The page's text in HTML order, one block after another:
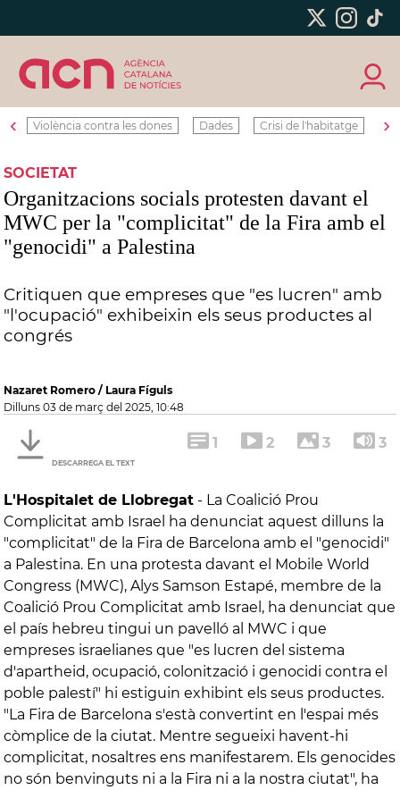
‹ Violència contra les dones Dades Crisi de l'habitatge ›
SOCIETAT
Organitzacions socials protesten davant el
MWC per la "complicitat" de la Fira amb el
"genocidi" a Palestina
Critiquen que empreses que "es lucren" amb
"l'ocupació" exhibeixin els seus productes al
congrés
Nazaret Romero / Laura Fíguls
dilluns 03 de març del 2025, 10:48
DESCARREGA EL TEXT
1 2 3 3
L'Hospitalet de Llobregat - La Coalició Prou
Complicitat amb Israel ha denunciat aquest dilluns la
"complicitat" de la Fira de Barcelona amb el "genocidi"
a Palestina. En una protesta davant el Mobile World
Congress (MWC), Alys Samson Estapé, membre de la
Coalició Prou Complicitat amb Israel, ha denunciat que
el país hebreu tingui un pavelló al MWC i que
empreses israelianes que "es lucren del sistema
d'apartheid, ocupació, colonització i genocidi contra el
poble palestí" hi estiguin exhibint els seus productes.
"La Fira de Barcelona s'està convertint en l'espai més
còmplice de la ciutat. Mentre segueixi havent-hi
complicitat, nosaltres ens manifestarem. Els genocides
no són benvinguts ni a la Fira ni a la nostra ciutat", ha